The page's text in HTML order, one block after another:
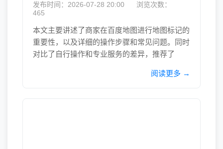
发布时间：2026-07-28 20:00
浏览次数：
465
本文主要讲述了商家在百度地图进行地图标记的
重要性，以及详细的操作步骤和常见问题。同时
对比了自行操作和专业服务的差异，推荐了
阅读更多 →